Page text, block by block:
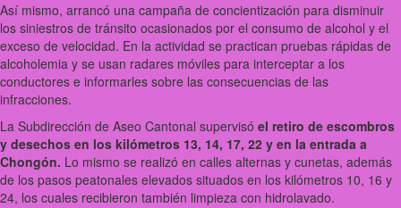
Así mismo, arrancó una campaña de concientización para disminuir
los siniestros de tránsito ocasionados por el consumo de alcohol y el
exceso de velocidad. En la actividad se practican pruebas rápidas de
alcoholemia y se usan radares móviles para interceptar a los
conductores e informarles sobre las consecuencias de las
infracciones.
La Subdirección de Aseo Cantonal supervisó el retiro de escombros
y desechos en los kilómetros 13, 14, 17, 22 y en la entrada a
Chongón. Lo mismo se realizó en calles alternas y cunetas, además
de los pasos peatonales elevados situados en los kilómetros 10, 16 y
24, los cuales recibieron también limpieza con hidrolavado.